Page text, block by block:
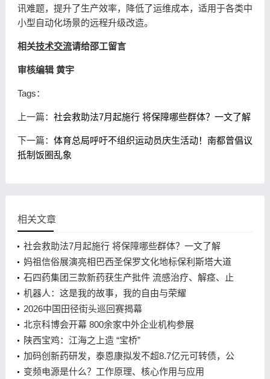
讯难题，提升了生产效率，降低了运维成本，适用于各类中
小型自动化场景的远程升级改造。
相关技术交流请给邵工留言
审核编辑 黄宇
Tags：
上一篇： 社会救助法7月起施行 将保障哪些群体？一文了解
下一篇： 体育总局呼吁不组织运动员庆生活动！南都曾倡议
抵制饭圈乱象
相关文章
社会救助法7月起施行 将保障哪些群体？一文了解
妈祖信俗展演亮相巴西圣保罗文化地标保利斯塔大道
石四药集团三款新药获生产批件 流感治疗、解痉、止
吐多领域发力
机器人：这是我的故事，我的自由与荣耀
2026中国田径街头巡回赛揭幕
北京科博会开幕 800余家中外企业机构参展
陕西宝鸡：江海之上造 “宝桥”
加码创新药研发，泰恩康拟发不超8.7亿元可转债，公
司业绩下滑、现金流承压
变频电源是什么？工作原理、核心作用与应用